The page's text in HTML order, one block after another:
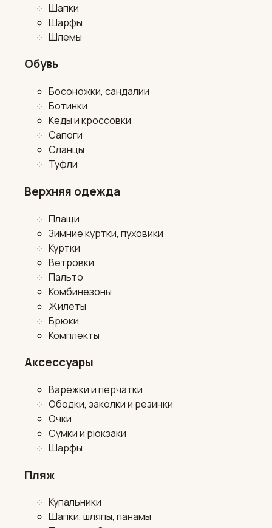
Шапки
Шарфы
Шлемы
Обувь
Босоножки, сандалии
Ботинки
Кеды и кроссовки
Сапоги
Сланцы
Туфли
Верхняя одежда
Плащи
Зимние куртки, пуховики
Куртки
Ветровки
Пальто
Комбинезоны
Жилеты
Брюки
Комплекты
Аксессуары
Варежки и перчатки
Ободки, заколки и резинки
Очки
Сумки и рюкзаки
Шарфы
Пляж
Купальники
Шапки, шляпы, панамы